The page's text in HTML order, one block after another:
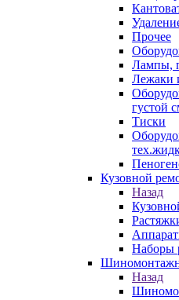
Прочее
Лампы,
Лежаки
густой
Тиски
Кузовной
Назад
Наборы
Назад